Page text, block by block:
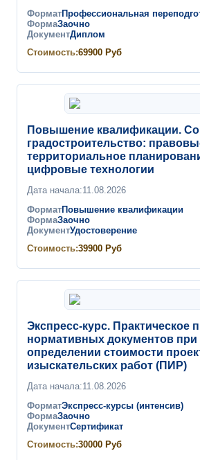
ФорматПрофессиональная
ФормаЗаочно
ДокументДиплом
Стоимость:69900 Руб
Повышение квалификации.
градостроительство:
территориальное
цифровые технологии
Дата начала:11.08.2026
ФорматПовышение квалификации
ФормаЗаочно
ДокументУдостоверение
Стоимость:39900 Руб
Экспресс-курс. Практическое
нормативных документов при
определении стоимости
изыскательских работ (ПИР)
Дата начала:11.08.2026
ФорматЭкспресс-курсы (интенсив)
ФормаЗаочно
ДокументСертификат
Стоимость:30000 Руб